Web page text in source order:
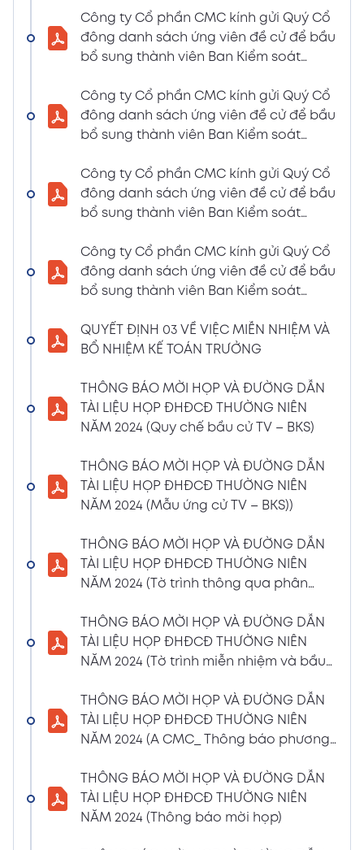
LIỆU HỌP ĐHĐCĐ THƯỜNG NIÊN NĂM 2024
(Tờ trình miễn nhiệm và bầu bổ sung TV –
6:07 PM
THÔNG BÁO MỜI HỌP VÀ ĐƯỜNG DẪN TÀI
LIỆU HỌP ĐHĐCĐ THƯỜNG NIÊN NĂM 2024
ứng cử TV – BKS)
02/04/2024
6:07 PM
LIỆU HỌP ĐHĐCĐ THƯỜNG NIÊN NĂM 2024
(The Biểu quyết)
Xem PDF
02/04/2024
THÔNG BÁO MỜI HỌP VÀ ĐƯỜNG DẪN TÀI
LIỆU HỌP ĐHĐCĐ THƯỜNG NIÊN NĂM 2024
(Phiếu Biểu quyết)
02/04/2024
6:07 PM
LIỆU HỌP ĐHĐCĐ THƯỜNG NIÊN NĂM 2024
(Phiếu Bầu bổ sung thành viên BKS)
Xem PDF
02/04/2024
THÔNG BÁO MỜI HỌP VÀ ĐƯỜNG DẪN TÀI
LIỆU HỌP ĐHĐCĐ THƯỜNG NIÊN NĂM 2024
(Dự thảo biên bản họp ĐHĐCĐ)
Xem PDF
6:07 PM
THÔNG BÁO MỜI HỌP VÀ ĐƯỜNG DẪN TÀI
LIỆU HỌP ĐHĐCĐ THƯỜNG NIÊN NĂM
01/04/2024
4:00 PM
CBTT về việc nhận được Đơn từ nhiệm vị trí
Thùy Giang và bà Nguyễn Hồng Oanh
04/03/2024
11:29 AM
Xem PDF
Công ty Cổ phần CMC kính gửi Quý Cổ
đông danh sách ứng viên đề cử để bầu
bổ sung thành viên Ban Kiểm soát
Huyền)
Công ty Cổ phần CMC kính gửi Quý Cổ
đông danh sách ứng viên đề cử để bầu
bổ sung thành viên Ban Kiểm soát
Huyền)
Công ty Cổ phần CMC kính gửi Quý Cổ
đông danh sách ứng viên đề cử để bầu
bổ sung thành viên Ban Kiểm soát
Huyền)
Công ty Cổ phần CMC kính gửi Quý Cổ
đông danh sách ứng viên đề cử để bầu
bổ sung thành viên Ban Kiểm soát
Huyền)
QUYẾT ĐỊNH 03 VỀ VIỆC MIỄN NHIỆM VÀ
BỔ NHIỆM KẾ TOÁN TRƯỞNG
THÔNG BÁO MỜI HỌP VÀ ĐƯỜNG DẪN
TÀI LIỆU HỌP ĐHĐCĐ THƯỜNG NIÊN
NĂM 2024 (Quy chế bầu cử TV – BKS)
THÔNG BÁO MỜI HỌP VÀ ĐƯỜNG DẪN
TÀI LIỆU HỌP ĐHĐCĐ THƯỜNG NIÊN
NĂM 2024 (Mẫu ứng cử TV – BKS))
THÔNG BÁO MỜI HỌP VÀ ĐƯỜNG DẪN
TÀI LIỆU HỌP ĐHĐCĐ THƯỜNG NIÊN
NĂM 2024 (Tờ trình thông qua phân
BKS)
THÔNG BÁO MỜI HỌP VÀ ĐƯỜNG DẪN
TÀI LIỆU HỌP ĐHĐCĐ THƯỜNG NIÊN
NĂM 2024 (Tờ trình miễn nhiệm và bầu
THÔNG BÁO MỜI HỌP VÀ ĐƯỜNG DẪN
TÀI LIỆU HỌP ĐHĐCĐ THƯỜNG NIÊN
NĂM 2024 (A CMC_ Thông báo phương
THÔNG BÁO MỜI HỌP VÀ ĐƯỜNG DẪN
TÀI LIỆU HỌP ĐHĐCĐ THƯỜNG NIÊN
NĂM 2024 (Thông báo mời họp)